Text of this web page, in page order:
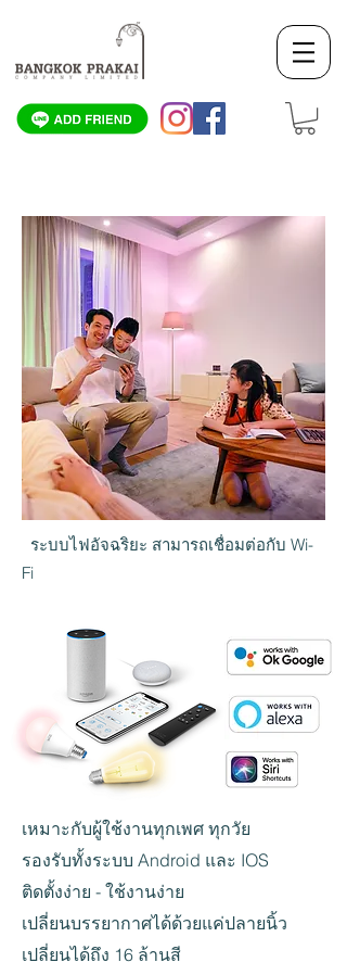
ระบบไฟอัจฉริยะ สามารถเชื่อมต่อกับ Wi-
Fi
เหมาะกับผู้ใช้งานทุกเพศ ทุกวัย
รองรับทั้งระบบ Android และ IOS
ติดตั้งง่าย - ใช้งานง่าย
เปลี่ยนบรรยากาศได้ด้วยแค่ปลายนิ้ว
เปลี่ยนได้ถึง 16 ล้านสี